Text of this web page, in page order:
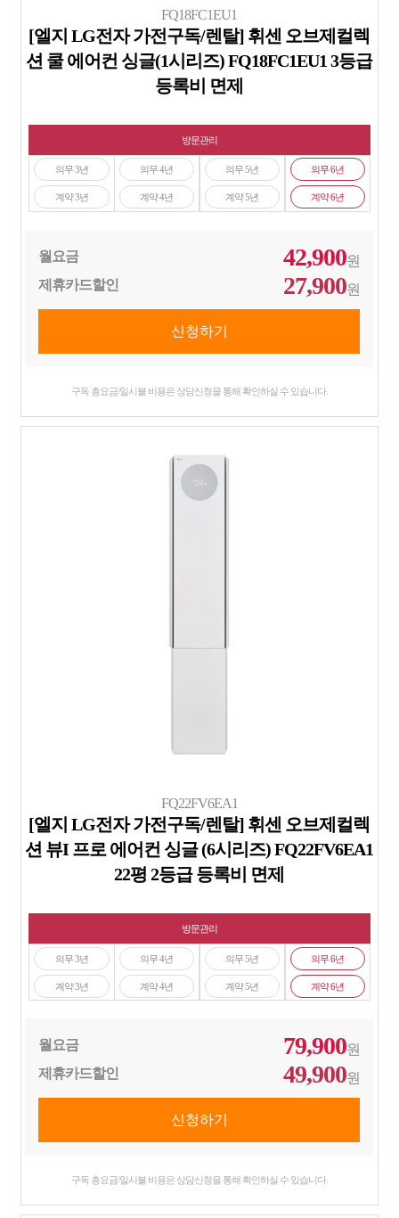
FQ18FC1EU1
[엘지 LG전자 가전구독/렌탈] 휘센 오브제컬렉
션 쿨 에어컨 싱글(1시리즈) FQ18FC1EU1 3등급
등록비 면제
방문관리
의무 3년
계약 3년
의무 4년
계약 4년
의무 5년
계약 5년
의무 6년
계약 6년
월요금 42,900원
제휴카드할인
27,900원
구독 총요금/일시불 비용은 상담신청을 통해 확인하실 수 있습니다.
FQ22FV6EA1
[엘지 LG전자 가전구독/렌탈] 휘센 오브제컬렉
션 뷰I 프로 에어컨 싱글 (6시리즈) FQ22FV6EA1
22평 2등급 등록비 면제
방문관리
의무 3년
계약 3년
의무 4년
계약 4년
의무 5년
계약 5년
의무 6년
계약 6년
월요금 79,900원
제휴카드할인
49,900원
구독 총요금/일시불 비용은 상담신청을 통해 확인하실 수 있습니다.